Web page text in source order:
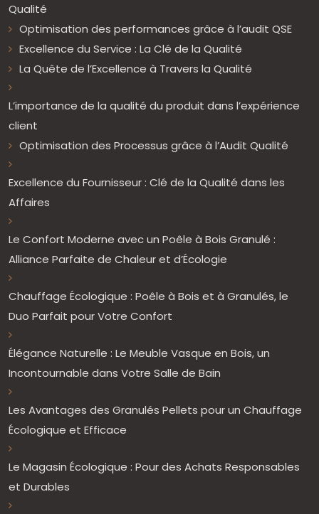
Qualité
Optimisation des performances grâce à l’audit QSE
Excellence du Service : La Clé de la Qualité
La Quête de l’Excellence à Travers la Qualité
L’importance de la qualité du produit dans l’expérience
client
Optimisation des Processus grâce à l’Audit Qualité
Excellence du Fournisseur : Clé de la Qualité dans les
Affaires
Le Confort Moderne avec un Poêle à Bois Granulé :
Alliance Parfaite de Chaleur et d’Écologie
Chauffage Écologique : Poêle à Bois et à Granulés, le
Duo Parfait pour Votre Confort
Élégance Naturelle : Le Meuble Vasque en Bois, un
Incontournable dans Votre Salle de Bain
Les Avantages des Granulés Pellets pour un Chauffage
Écologique et Efficace
Le Magasin Écologique : Pour des Achats Responsables
et Durables